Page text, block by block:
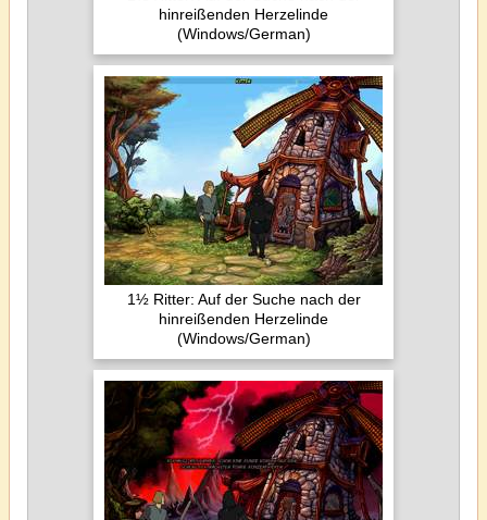
hinreißenden Herzelinde
(Windows/German)
1½ Ritter: Auf der Suche nach der
hinreißenden Herzelinde
(Windows/German)